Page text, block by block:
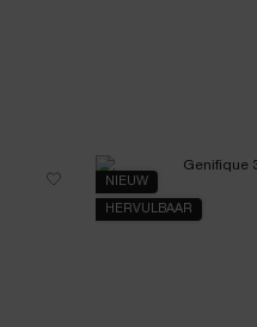
NIEUW
HERVULBAAR